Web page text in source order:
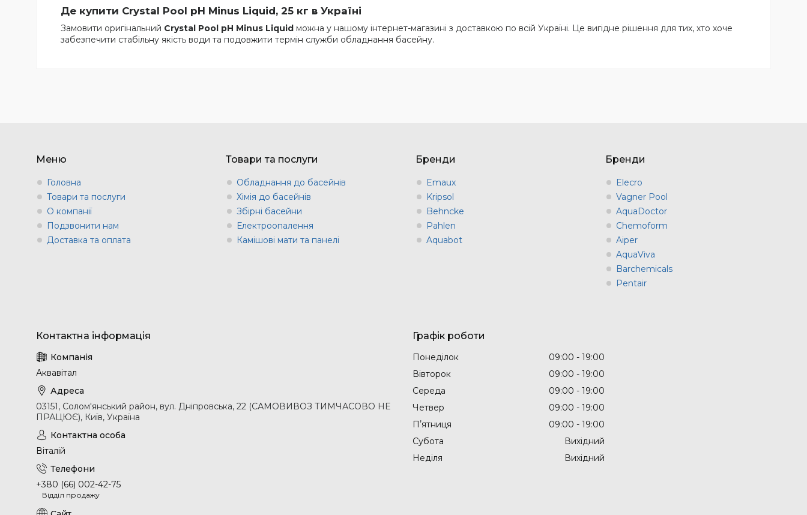
Де купити Crystal Pool pH Minus Liquid, 25 кг в Україні
Замовити оригінальний Crystal Pool pH Minus Liquid можна у нашому інтернет-магазині з доставкою по всій Україні. Це вигідне рішення для тих, хто хоче
забезпечити стабільну якість води та подовжити термін служби обладнання басейну.
Меню
Головна
Товари та послуги
О компанії
Подзвонити нам
Доставка та оплата
Товари та послуги
Обладнання до басейнів
Хімія до басейнів
Збірні басейни
Електроопалення
Камішові мати та панелі
Бренди
Emaux
Kripsol
Behncke
Pahlen
Aquabot
Бренди
Elecro
Vagner Pool
AquaDoctor
Chemoform
Aiper
AquaViva
Barchemicals
Pentair
Аквавітал
03151, Солом'янський район, вул. Дніпровська, 22 (САМОВИВОЗ ТИМЧАСОВО НЕ
ПРАЦЮЄ), Київ, Україна
Віталій
+380 (66) 002-42-75
Відділ продажу
Графік роботи
Понеділок 09:00
19:00
Вівторок
09:00
19:00
Середа
09:00
19:00
Четвер
09:00
19:00
Пʼятниця
09:00
19:00
Субота
Вихідний
Неділя
Вихідний